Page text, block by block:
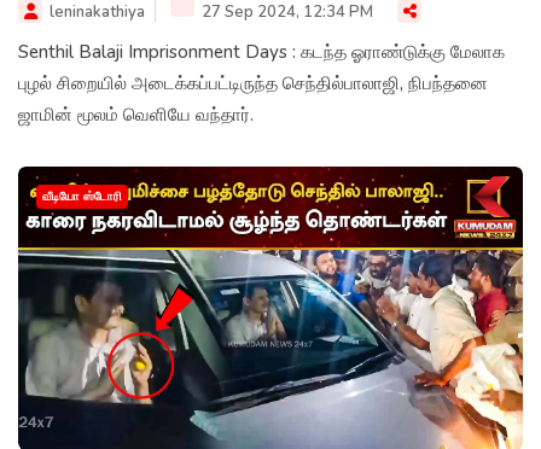
leninakathiya 27 Sep 2024, 12:34 PM
Senthil Balaji Imprisonment Days : கடந்த ஓராண்டுக்கு மேலாக
புழல் சிறையில் அடைக்கப்பட்டிருந்த செந்தில்பாலாஜி, நிபந்தனை
ஜாமின் மூலம் வெளியே வந்தார்.
வீடியோ ஸ்டோரி